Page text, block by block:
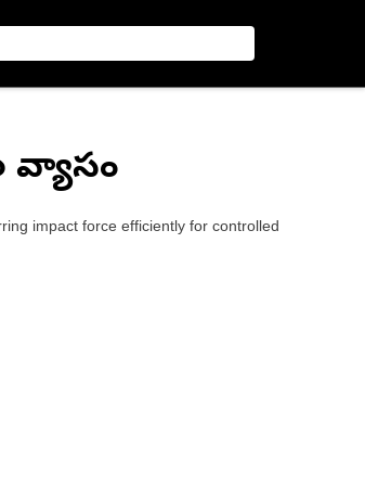
వ్యాసం
impact force efficiently for controlled